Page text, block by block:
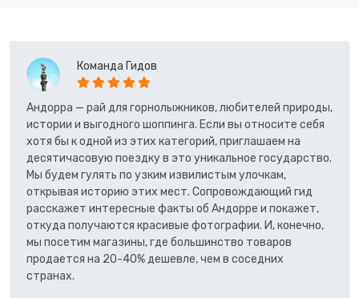
Команда Гидов
Андорра — рай для горнолыжников, любителей природы,
истории и выгодного шоппинга. Если вы относите себя
хотя бы к одной из этих категорий, приглашаем на
десятичасовую поездку в это уникальное государство.
Мы будем гулять по узким извилистым улочкам,
открывая историю этих мест. Сопровождающий гид
расскажет интересные факты об Андорре и покажет,
откуда получаются красивые фотографии. И, конечно,
мы посетим магазины, где большинство товаров
продается на 20-40% дешевле, чем в соседних
странах.